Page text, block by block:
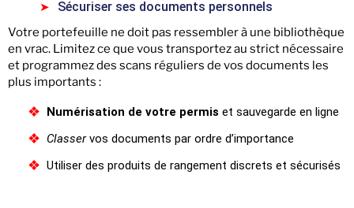
Sécuriser ses documents personnels
Votre portefeuille ne doit pas ressembler à une bibliothèque
en vrac. Limitez ce que vous transportez au strict nécessaire
et programmez des scans réguliers de vos documents les
plus importants :
Numérisation de votre permis et sauvegarde en ligne
Classervos documents par ordre d’importance
Utiliser des produits de rangement discrets et sécurisés